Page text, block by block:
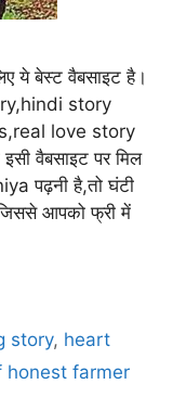
ये बेस्ट वैबसाइट है।
story
love story
वैबसाइट पर मिल
पढ़नी है,तो घंटी
आपको फ्री में
story, heart
honest farmer